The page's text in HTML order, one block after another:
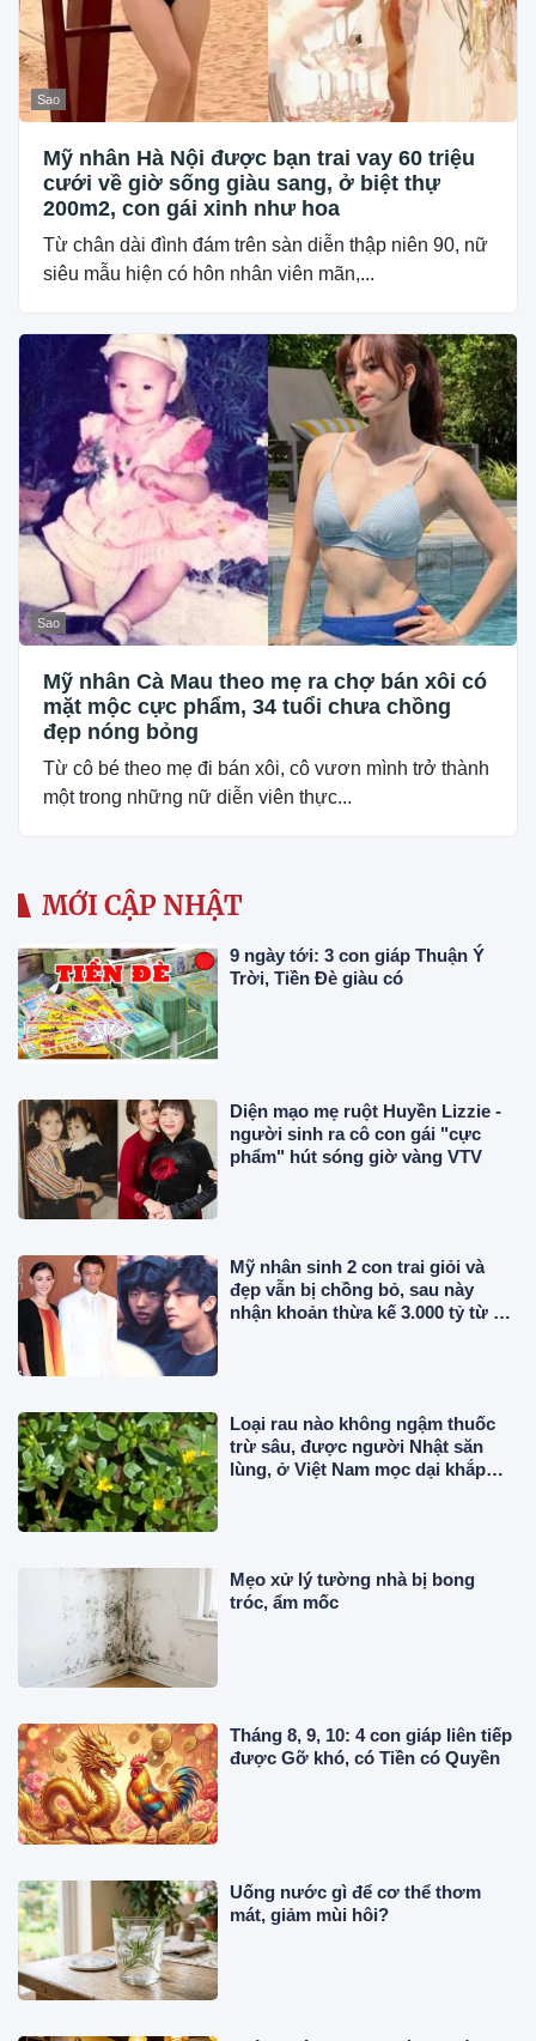
Sao
Mỹ nhân Hà Nội được bạn trai vay 60 triệu
cưới về giờ sống giàu sang, ở biệt thự
200m2, con gái xinh như hoa
Từ chân dài đình đám trên sàn diễn thập niên 90, nữ
siêu mẫu hiện có hôn nhân viên mãn,...
Sao
Mỹ nhân Cà Mau theo mẹ ra chợ bán xôi có
mặt mộc cực phẩm, 34 tuổi chưa chồng
đẹp nóng bỏng
Từ cô bé theo mẹ đi bán xôi, cô vươn mình trở thành
một trong những nữ diễn viên thực...
MỚI CẬP NHẬT
9 ngày tới: 3 con giáp Thuận Ý
Trời, Tiền Đè giàu có
Diện mạo mẹ ruột Huyền Lizzie -
người sinh ra cô con gái "cực
phẩm" hút sóng giờ vàng VTV
Mỹ nhân sinh 2 con trai giỏi và
đẹp vẫn bị chồng bỏ, sau này
nhận khoản thừa kế 3.000 tỷ từ bố
Loại rau nào không ngậm thuốc
trừ sâu, được người Nhật săn
lùng, ở Việt Nam mọc dại khắp
Mẹo xử lý tường nhà bị bong
tróc, ẩm mốc
Tháng 8, 9, 10: 4 con giáp liên tiếp
được Gỡ khó, có Tiền có Quyền
Uống nước gì để cơ thể thơm
mát, giảm mùi hôi?